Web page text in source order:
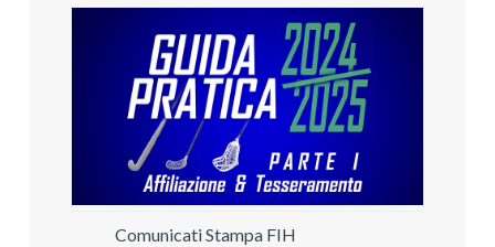
Comunicati Stampa FIH